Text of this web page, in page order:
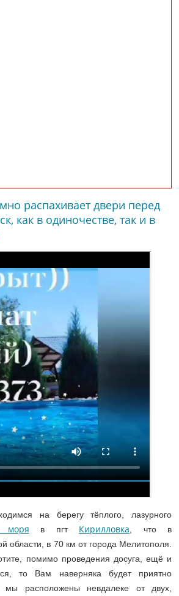
распахивает двери перед
как в одиночестве, так и в
на берегу тёплого, лазурного
моря в пгт Кирилловка , что в
области, в 70 км от города Мелитополя.
помимо проведения досуга, ещё и
то Вам наверняка будет приятно
мы расположены невдалеке от двух,